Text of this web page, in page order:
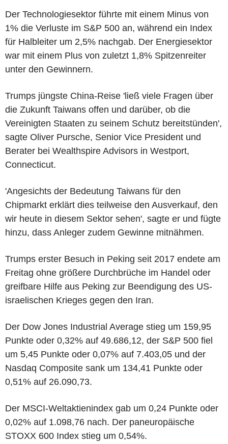
Der Technologiesektor führte mit einem Minus von
1% die Verluste im S&P 500 an, während ein Index
für Halbleiter um 2,5% nachgab. Der Energiesektor
war mit einem Plus von zuletzt 1,8% Spitzenreiter
unter den Gewinnern.
Trumps jüngste China-Reise 'ließ viele Fragen über
die Zukunft Taiwans offen und darüber, ob die
Vereinigten Staaten zu seinem Schutz bereitstünden',
sagte Oliver Pursche, Senior Vice President und
Berater bei Wealthspire Advisors in Westport,
Connecticut.
'Angesichts der Bedeutung Taiwans für den
Chipmarkt erklärt dies teilweise den Ausverkauf, den
wir heute in diesem Sektor sehen', sagte er und fügte
hinzu, dass Anleger zudem Gewinne mitnähmen.
Trumps erster Besuch in Peking seit 2017 endete am
Freitag ohne größere Durchbrüche im Handel oder
greifbare Hilfe aus Peking zur Beendigung des US-
israelischen Krieges gegen den Iran.
Der Dow Jones Industrial Average stieg um 159,95
Punkte oder 0,32% auf 49.686,12, der S&P 500 fiel
um 5,45 Punkte oder 0,07% auf 7.403,05 und der
Nasdaq Composite sank um 134,41 Punkte oder
0,51% auf 26.090,73.
Der MSCI-Weltaktienindex gab um 0,24 Punkte oder
0,02% auf 1.098,76 nach. Der paneuropäische
STOXX 600 Index stieg um 0,54%.